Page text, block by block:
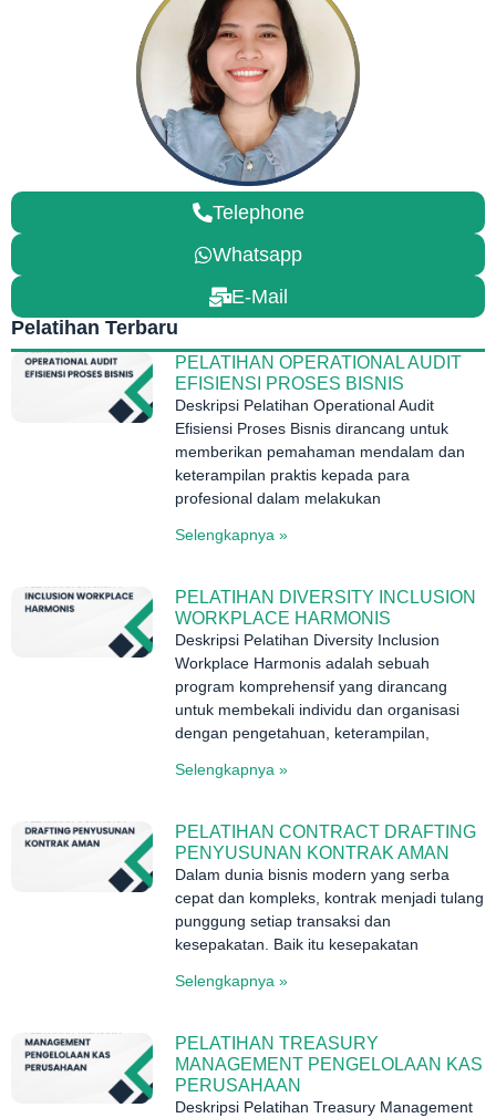
Telephone
Whatsapp
E-Mail
Pelatihan Terbaru
PELATIHAN OPERATIONAL AUDIT
EFISIENSI PROSES BISNIS
Deskripsi Pelatihan Operational Audit
Efisiensi Proses Bisnis dirancang untuk
memberikan pemahaman mendalam dan
keterampilan praktis kepada para
profesional dalam melakukan
Selengkapnya »
PELATIHAN DIVERSITY INCLUSION
WORKPLACE HARMONIS
Deskripsi Pelatihan Diversity Inclusion
Workplace Harmonis adalah sebuah
program komprehensif yang dirancang
untuk membekali individu dan organisasi
dengan pengetahuan, keterampilan,
Selengkapnya »
PELATIHAN CONTRACT DRAFTING
PENYUSUNAN KONTRAK AMAN
Dalam dunia bisnis modern yang serba
cepat dan kompleks, kontrak menjadi tulang
punggung setiap transaksi dan
kesepakatan. Baik itu kesepakatan
Selengkapnya »
PELATIHAN TREASURY
MANAGEMENT PENGELOLAAN KAS
PERUSAHAAN
Deskripsi Pelatihan Treasury Management